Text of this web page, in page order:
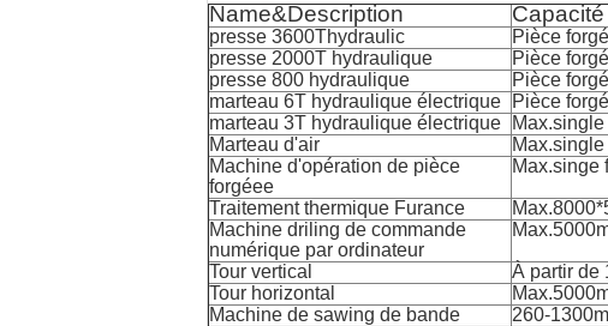
Name&Description Capacité
presse 3600Thydraulic Pièce
presse 2000T hydraulique
Pièce
presse 800 hydraulique
Pièce
marteau 6T hydraulique électrique
Pièce
marteau 3T hydraulique électrique
Marteau d'air
Machine d'opération de pièce
forgéee
Max.singe
Traitement thermique Furance
Machine driling de commande
numérique par ordinateur
Tour vertical À partir de
Tour horizontal
Machine de sawing de bande
260-